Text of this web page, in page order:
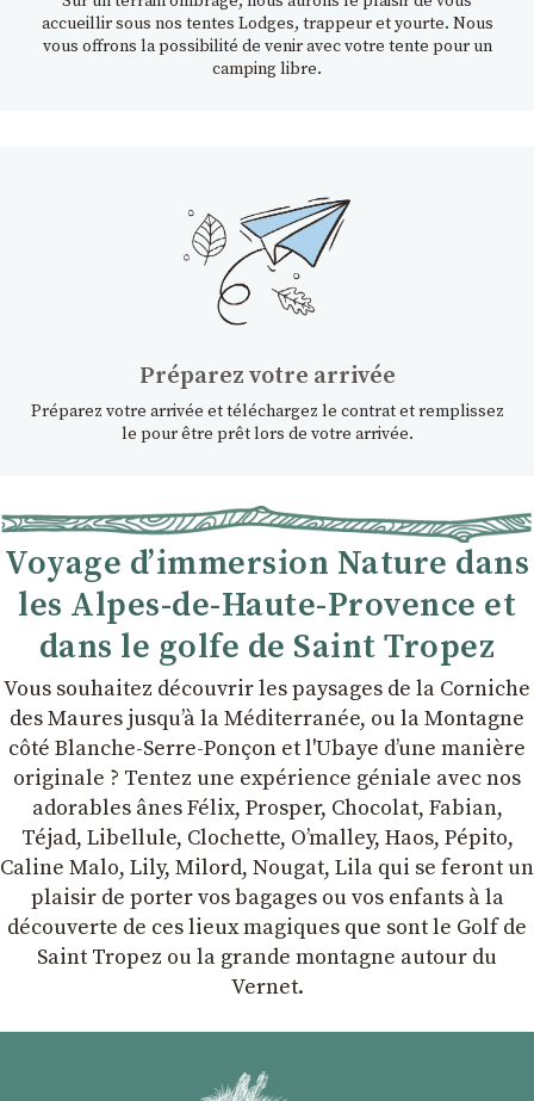
accueillir sous nos tentes Lodges, trappeur et yourte. Nous
vous offrons la possibilité de venir avec votre tente pour un
camping libre.
Préparez votre arrivée
Préparez votre arrivée et téléchargez le contrat et remplissez
le pour être prêt lors de votre arrivée.
Voyage d’immersion Nature dans
les Alpes-de-Haute-Provence et
dans le golfe de Saint Tropez
Vous souhaitez découvrir les paysages de la Corniche
des Maures jusqu’à la Méditerranée, ou la Montagne
côté Blanche-Serre-Ponçon et l'Ubaye dʼune manière
originale ? Tentez une expérience géniale avec nos
adorables ânes Félix, Prosper, Chocolat, Fabian,
Téjad, Libellule, Clochette, Oʼmalley, Haos, Pépito,
Caline Malo, Lily, Milord, Nougat, Lila qui se feront un
plaisir de porter vos bagages ou vos enfants à la
découverte de ces lieux magiques que sont le Golf de
Saint Tropez ou la grande montagne autour du
Vernet.